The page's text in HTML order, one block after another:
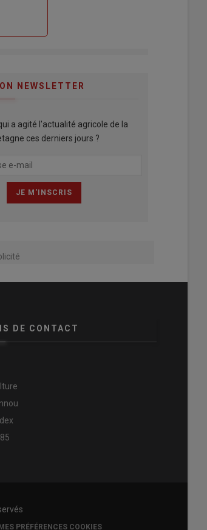
NEWSLETTER
a agité l'actualité agricole de la
ces derniers jours ?
DE CONTACT
PRÉFÉRENCES COOKIES